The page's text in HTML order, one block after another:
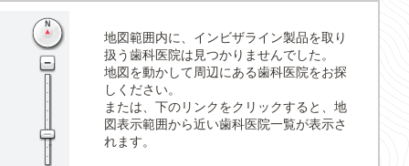
地図範囲内に、インビザライン製品を取り
扱う歯科医院は見つかりませんでした。
地図を動かして周辺にある歯科医院をお探
しください。
または、下のリンクをクリックすると、地
図表示範囲から近い歯科医院一覧が表示さ
れます。